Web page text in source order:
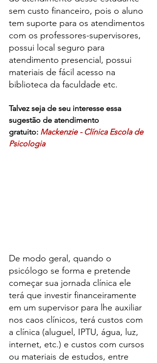
sem custo financeiro, pois o aluno
tem suporte para os atendimentos
com os professores-supervisores,
possui local seguro para
atendimento presencial, possui
materiais de fácil acesso na
biblioteca da faculdade etc.
Talvez seja de seu interesse essa
sugestão de atendimento
gratuito: Mackenzie - Clínica Escola de
Psicologia
De modo geral, quando o
psicólogo se forma e pretende
começar sua jornada clínica ele
terá que investir financeiramente
em um supervisor para lhe auxiliar
nos caos clínicos, terá custos com
a clínica (aluguel, IPTU, água, luz,
internet, etc.) e custos com cursos
ou materiais de estudos, entre